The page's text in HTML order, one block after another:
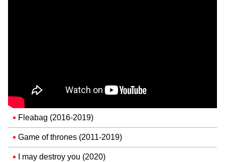
Fleabag (2016-2019)
Game of thrones (2011-2019)
I may destroy you (2020)